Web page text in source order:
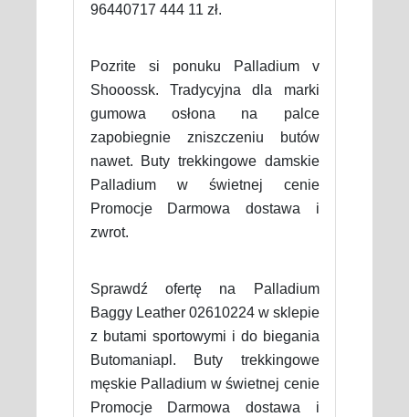
96440717 444 11 zł.
Pozrite si ponuku Palladium v
Shooossk. Tradycyjna dla marki
gumowa osłona na palce
zapobiegnie zniszczeniu butów
nawet. Buty trekkingowe damskie
Palladium w świetnej cenie
Promocje Darmowa dostawa i
zwrot.
Sprawdź ofertę na Palladium
Baggy Leather 02610224 w sklepie
z butami sportowymi i do biegania
Butomaniapl. Buty trekkingowe
męskie Palladium w świetnej cenie
Promocje Darmowa dostawa i